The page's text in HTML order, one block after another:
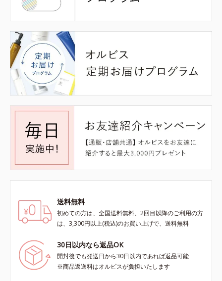
送料無料
初めての方は、全国送料無料、2回目以降のご利用の方
は、3,300円以上(税込)のお買い上げで、送料無料
30日以内なら返品OK
開封後でも発送日から30日以内であれば返品可能
※商品返送料はオルビスが負担いたします